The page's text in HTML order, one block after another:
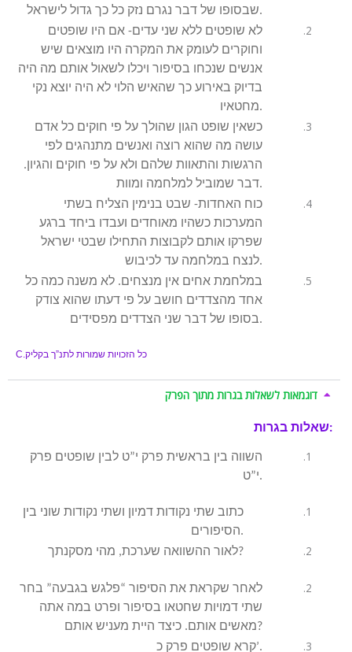
שבסופו של דבר נגרם נזק כל כך גדול לישראל.
לא שופטים ללא שני עדים- אם היו שופטים
וחוקרים לעומק את המקרה היו מוצאים שיש
אנשים שנכחו בסיפור ויכלו לשאול אותם מה היה
בדיוק באירוע כך שהאיש הלוי לא היה יוצא נקי
מחטאיו.
כשאין שופט הגון שהולך על פי חוקים כל אדם
עושה מה שהוא רוצה ואנשים מתנהגים לפי
הרגשות והתאוות שלהם ולא על פי חוקים והגיון.
דבר שמוביל למלחמה ומוות.
כוח האחדות- שבט בנימין הצליח בשתי
המערכות כשהיו מאוחדים ועבדו ביחד ברגע
שפרקו אותם לקבוצות התחילו שבטי ישראל
לנצח במלחמה עד לכיבוש.
במלחמת אחים אין מנצחים. לא משנה כמה כל
אחד מהצדדים חושב על פי דעתו שהוא צודק
בסופו של דבר שני הצדדים מפסידים.
C.
דוגמאות לשאלות בגרות מתוך הפרק
שאלות בגרות:
השווה בין בראשית פרק י”ט לבין שופטים פרק
י”ט.
כתוב שתי נקודות דמיון ושתי נקודות שוני בין
הסיפורים.
לאור ההשוואה שערכת, מהי מסקנתך?
לאחר שקראת את הסיפור “פלגש בגבעה” בחר
שתי דמויות שחטאו בסיפור ופרט במה אתה
מאשים אותם. כיצד היית מעניש אותם?
קרא שופטים פרק כ’.